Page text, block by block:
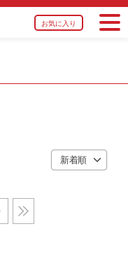
お気に入り